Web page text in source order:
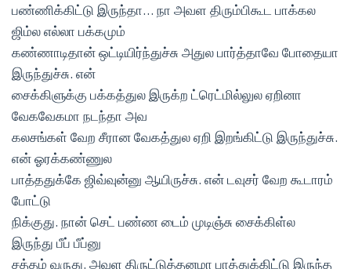
பண்ணிக்கிட்டு இருந்தா… நா அவள திரும்பிகூட பாக்கல
ஜிம்ல எல்லா பக்கமும்
கண்ணாடிதான் ஒட்டியிர்ந்துச்சு அதுல பார்த்தாவே போதையா
இருந்துச்சு. என்
சைக்கிளுக்கு பக்கத்துல இருக்ற ட்ரெட்மில்லுல ஏறினா
வேகவேகமா நடந்தா அவ
கலசங்கள் வேற சீரான வேகத்துல ஏறி இறங்கிட்டு இருந்துச்சு.
என் ஓரக்கண்ணுல
பாத்ததுக்கே ஜிவ்வுன்னு ஆயிருச்சு. என் டவுசர் வேற கூடாரம்
போட்டு
நிக்குது. நான் செட் பண்ண டைம் முடிஞ்சு சைக்கிள்ல
இருந்து பீப் பீப்னு
சத்தம் வருது. அவள திருட்டுத்தனமா பாத்துக்கிட்டு இருந்த